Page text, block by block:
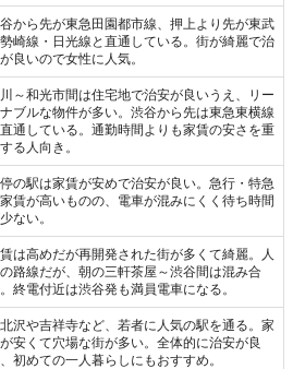
から先が東急田園都市線、押上より先が東武
崎線・日光線と直通している。街が綺麗で治
良いので女性に人気。
～和光市間は住宅地で治安が良いうえ、リー
ブルな物件が多い。渋谷から先は東急東横線
通している。通勤時間よりも家賃の安さを重
る人向き。
の駅は家賃が安めで治安が良い。急行・特急
賃が高いものの、電車が混みにくく待ち時間
ない。
は高めだが再開発された街が多くて綺麗。人
路線だが、朝の三軒茶屋～渋谷間は混み合
終電付近は渋谷発も満員電車になる。
沢や吉祥寺など、若者に人気の駅を通る。家
安くて穴場な街が多い。全体的に治安が良
、初めての一人暮らしにもおすすめ。